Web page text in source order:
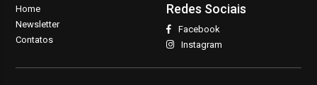
Home
Newsletter
Contatos
Redes Sociais
Facebook
Instagram